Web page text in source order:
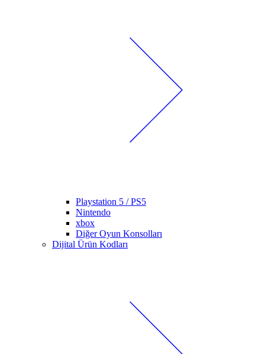
Playstation 5 / PS5
Nintendo
xbox
Diğer Oyun Konsolları
Dijital Ürün Kodları